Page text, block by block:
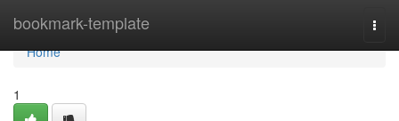
bookmark-template
Home
Home
1